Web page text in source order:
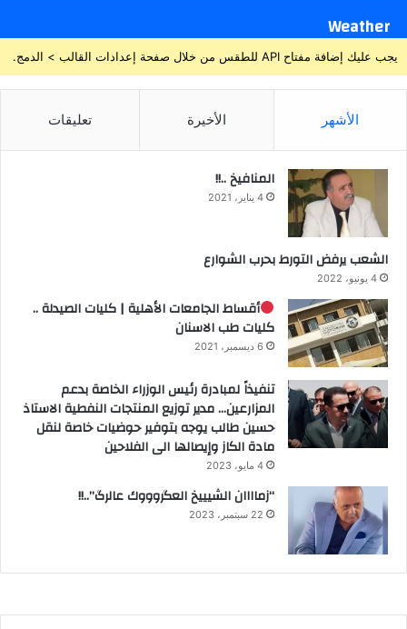
Weather
يجب عليك إضافة مفتاح API للطقس من خلال صفحة إعدادات القالب > الدمج.
الأشهر الأخيرة تعليقات
المنافيخ ..!!
4 يناير، 2021
الشعب يرفض التورط بحرب الشوارع
4 يونيو، 2022
أقساط الجامعات الأهلية | كليات الصيدلة ..
كليات طب الاسنان
6 ديسمبر، 2021
تنفيذاً لمبادرة رئيس الوزراء الخاصة بدعم
المزارعين… مدير توزيع المنتجات النفطية الاستاذ
حسين طالب يوجه بتوفير حوضيات خاصة لنقل
مادة الكاز وإيصالها الى الفلاحين
4 مايو، 2023
“زماااان الشيييخ العگروووك عالرگ”..!!
22 سبتمبر، 2023